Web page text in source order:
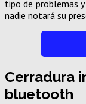
tipo de problemas
nadie notará su
Cerradura
bluetooth